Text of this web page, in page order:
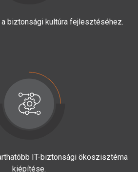
biztonsági kultúra fejlesztéséhez.
IT-biztonsági ökoszisztéma
kiépítése.